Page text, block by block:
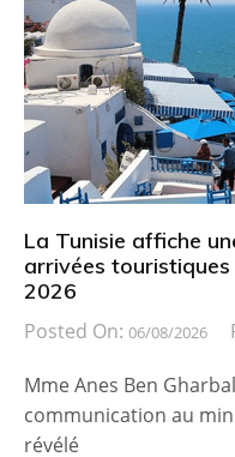
La Tunisie affiche
arrivées
2026
Posted On: 06/08/2026
Mme Anes Ben
communication au
révélé